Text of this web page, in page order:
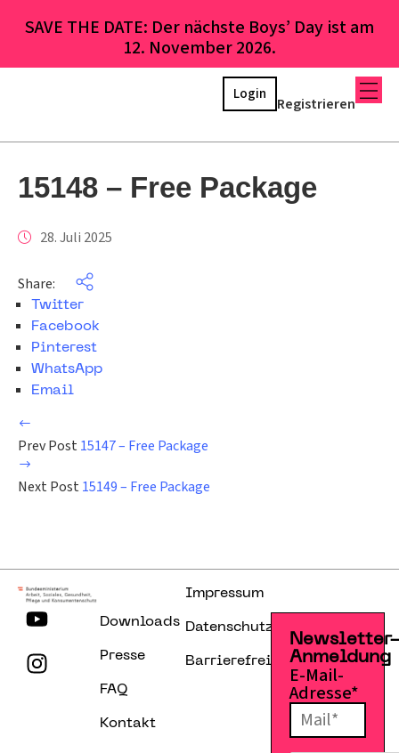
SAVE THE DATE: Der nächste Boys’ Day ist am
12. November 2026.
Registrieren
Login
15148 – Free Package
28. Juli 2025
Share:
Twitter
Facebook
Pinterest
WhatsApp
Email
Prev Post 15147 – Free Package
Next Post 15149 – Free Package
Downloads
Presse
FAQ
Kontakt
Impressum
Datenschutzerklärung
Barrierefreiheitserklärung
Anmeldung
E-Mail-
Adresse*